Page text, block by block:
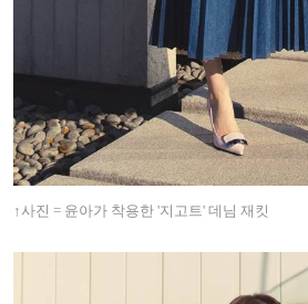
↑ 사진 = 윤아가 착용한 '지고트' 데님 재킷